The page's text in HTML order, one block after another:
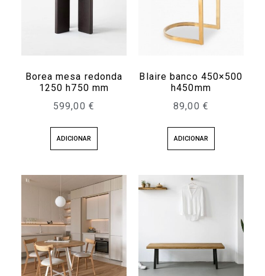
Borea mesa redonda
1250 h750 mm
599,00 €
ADICIONAR
Blaire banco 450×500
h450mm
89,00 €
ADICIONAR